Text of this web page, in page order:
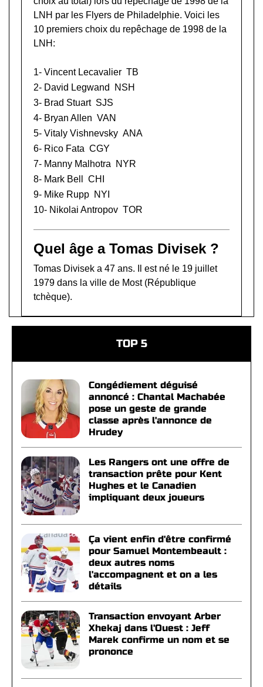
LNH par les Flyers de Philadelphie. Voici les
10 premiers choix du repêchage de 1998 de la
LNH:
1- Vincent Lecavalier TB
2- David Legwand
NSH
3- Brad Stuart SJS
4- Bryan Allen VAN
5- Vitaly Vishnevsky ANA
6- Rico Fata CGY
7- Manny Malhotra
NYR
8- Mark Bell
CHI
9- Mike Rupp NYI
10- Nikolai Antropov TOR
Quel âge a Tomas Divisek ?
Tomas Divisek a 47 ans. Il est né le 19 juillet
1979 dans la ville de Most (République
tchèque).
TOP 5
Congédiement déguisé
annoncé : Chantal Machabée
pose un geste de grande
classe après l'annonce de
Hrudey
Les Rangers ont une offre de
transaction prête pour Kent
Hughes et le Canadien
impliquant deux joueurs
Ça vient enfin d'être confirmé
pour Samuel Montembeault :
deux autres noms
l'accompagnent et on a les
détails
Transaction envoyant Arber
Xhekaj dans l'Ouest : Jeff
Marek confirme un nom et se
prononce